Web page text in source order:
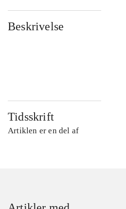
Beskrivelse
Tidsskrift
Artiklen er en del af